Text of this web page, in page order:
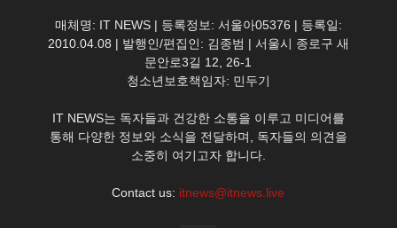
매체명: IT NEWS | 등록정보: 서울아05376 | 등록일:
2010.04.08 | 발행인/편집인: 김종범 | 서울시 종로구 새
문안로3길 12, 26-1
청소년보호책임자: 민두기
IT NEWS는 독자들과 건강한 소통을 이루고 미디어를
통해 다양한 정보와 소식을 전달하며, 독자들의 의견을
소중히 여기고자 합니다.
Contact us: itnews@itnews.live